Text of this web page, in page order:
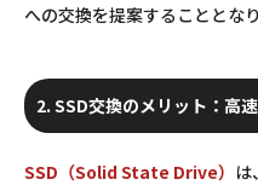
への交換を提案することとな
2. SSD交換のメリット：高
SSD（Solid State Drive） は